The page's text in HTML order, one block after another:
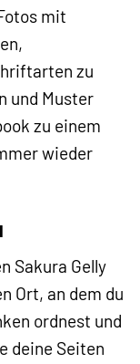
mit
zu
und Muster
zu einem
wieder
Sakura Gelly
Ort, an dem du
ordnest und
deine Seiten